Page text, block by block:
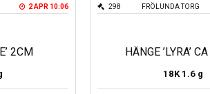
2 APR 10:06
2CM
FRÖLUNDA TORG
298
HÄNGE ’LYRA’
18K 1.6 g